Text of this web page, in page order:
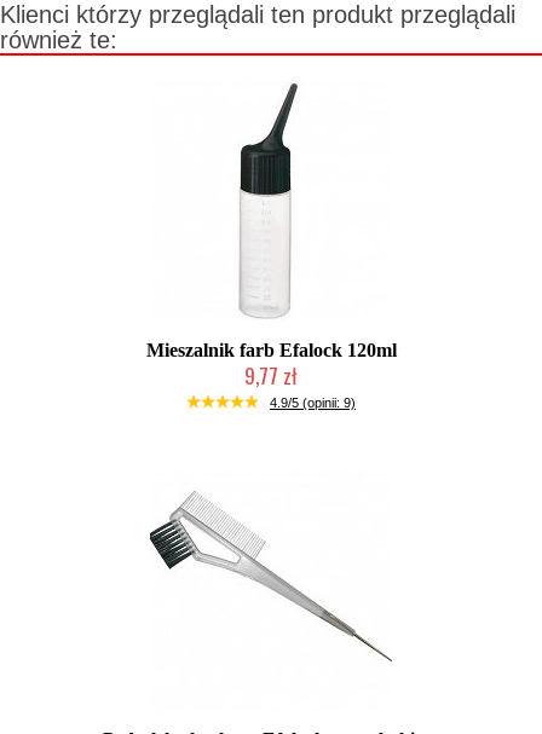
Klienci którzy przeglądali ten produkt przeglądali
również te:
Mieszalnik farb Efalock 120ml
9,77 zł
Duża ilość (wysyłka w 24h)
4.9/5 (opinii: 9)